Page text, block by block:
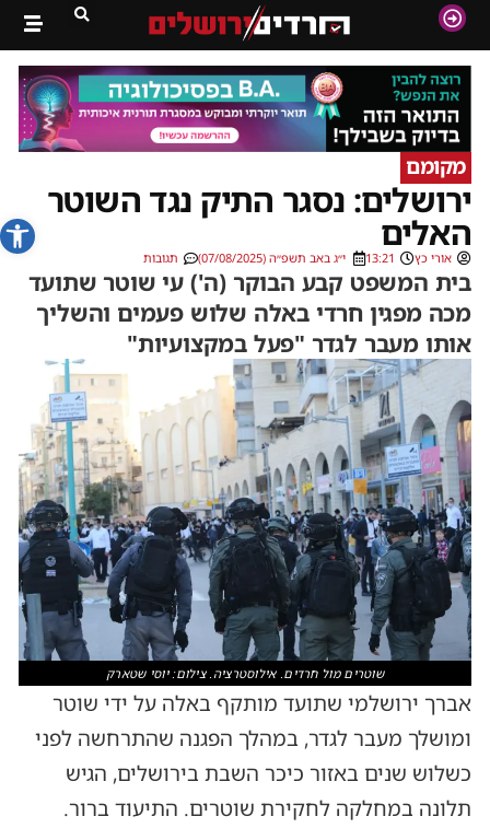
פתח
מקומם
ירושלים: נסגר התיק נגד השוטר
האלים
אורי כץ 13:21 י״ג באב תשפ״ה (07/08/2025) תגובות
בית המשפט קבע הבוקר (ה') עי שוטר שתועד
מכה מפגין חרדי באלה שלוש פעמים והשליך
אותו מעבר לגדר "פעל במקצועיות"
שוטרים מול חרדים. אילוסטרציה. צילום: יוסי שטארק
אברך ירושלמי שתועד מותקף באלה על ידי שוטר
ומושלך מעבר לגדר, במהלך הפגנה שהתרחשה לפני
כשלוש שנים באזור כיכר השבת בירושלים, הגיש
תלונה במחלקה לחקירת שוטרים. התיעוד ברור.